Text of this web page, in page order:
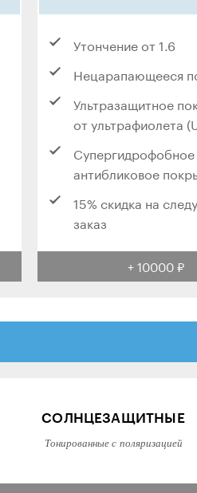
Утончение от 1.6
Нецарапающееся
Ультразащитное
от ультрафиолета
Супергидрофобное
антибликовое
15% скидка на
заказ
+ 10000 ₽
СОЛНЦЕЗАЩИТНЫЕ
Тонированные с поляризацией